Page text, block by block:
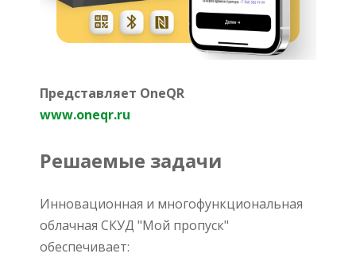
Представляет OneQR
www.oneqr.ru
Решаемые задачи
Инновационная и многофункциональная
облачная СКУД "Мой пропуск"
обеспечивает: